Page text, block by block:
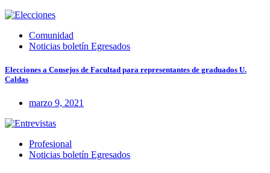
Comunidad
Noticias boletín Egresados
Elecciones a Consejos de Facultad para representantes de graduados U.
Caldas
marzo 9, 2021
Profesional
Noticias boletín Egresados